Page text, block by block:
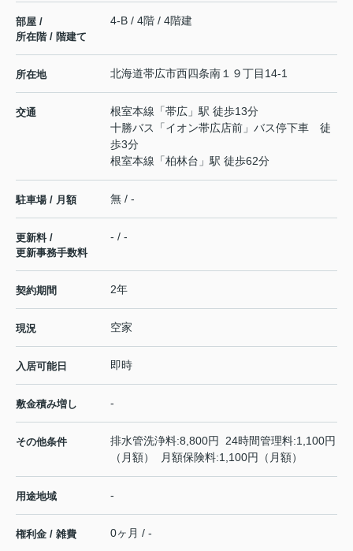
部屋 /
所在階 / 階建て
4-B / 4階 / 4階建
所在地 北海道帯広市西四条南１９丁目14-1
交通 根室本線 「帯広 」駅 徒歩13分
十勝バス「イオン帯広店前」バス停下車 徒
歩3分
根室本線 「柏林台 」駅 徒歩62分
駐車場 / 月額 無 / -
更新料 /
更新事務手数料
- / -
契約期間 2年
現況 空家
入居可能日 即時
敷金積み増し -
その他条件
排水管洗浄料:8,800円 24時間管理料:1,100円
（月額） 月額保険料:1,100円（月額）
用途地域 -
権利金 / 雑費 0ヶ月 / -